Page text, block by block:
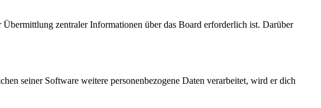
zentraler Informationen über das Board erforderlich ist. Darüber
seiner Software weitere personenbezogene Daten verarbeitet, wird er dich